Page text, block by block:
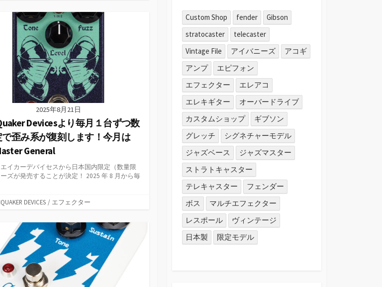
2025年8月21日
Devicesより毎月１台ずつ数
歪み系が復刻します！今月は
General
イカーデバイセスから⽇本国内限定（数量限
ズが発売することが決定！ 2025 年 8 ⽉から毎
DEVICES / エフェクター
Custom Shop fender
Gibson
stratocaster
telecaster
Vintage File
アイバニーズ
アコギ
アンプ
エピフォン
エフェクター
エレアコ
エレキギター
オーバードライブ
カスタムショップ
ギブソン
グレッチ
シグネチャーモデル
ジャズベース
ジャズマスター
ストラトキャスター
テレキャスター
フェンダー
ボス
マルチエフェクター
レスポール
ヴィンテージ
日本製
限定モデル